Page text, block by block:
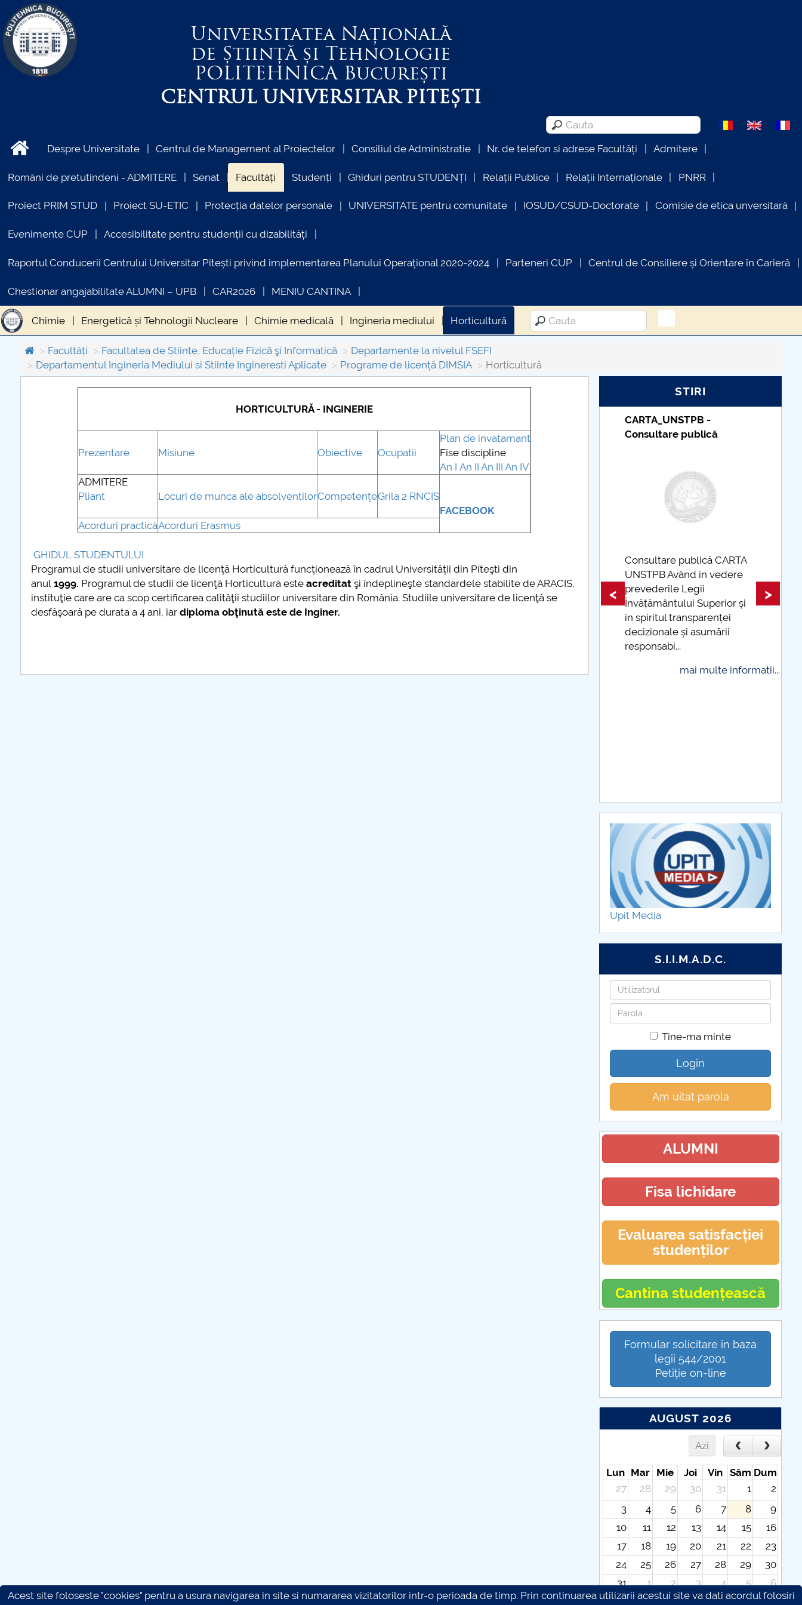
Universitatea Națională
de Știință și Tehnologie
POLITEHNICABucurești
CENTRUL UNIVERSITAR PITEȘTI
Despre Universitate Centrul de Management al Proiectelor Consiliul de Administratie Nr. de telefon si adrese Facultăți Admitere
Români de pretutindeni - ADMITERE Senat Facultăți Studenți Ghiduri pentru STUDENȚI Relații Publice Relații Internaționale PNRR
Proiect PRIM STUD Proiect SU-ETIC Protecția datelor personale UNIVERSITATE pentru comunitate IOSUD/CSUD-Doctorate Comisie de etica unversitară
Evenimente CUP Accesibilitate pentru studenții cu dizabilități
Raportul Conducerii Centrului Universitar Pitești privind implementarea Planului Operațional 2020-2024 Parteneri CUP Centrul de Consiliere și Orientare în Carieră
Chestionar angajabilitate ALUMNI – UPB CAR2026 MENIU CANTINA
Chimie Energetică și Tehnologii Nucleare Chimie medicală Ingineria mediului Horticultură
Facultăți Facultatea de Științe, Educație Fizicã şi Informaticã
Departamente la nivelul FSEFI
Departamentul Ingineria Mediului si Stiinte Ingineresti Aplicate
Programe de licență DIMSIA Horticultură
HORTICULTURĂ - INGINERIE
Prezentare Misiune Obiective Ocupatii
Plan de invatamant
Fise discipline
An I An II An III An IV
ADMITERE
Pliant
Locuri de munca ale absolventilorCompetenţeGrila 2 RNCIS
FACEBOOK
Acorduri practicăAcorduri Erasmus
GHIDUL STUDENTULUI
Programul de studii universitare de licenţă Horticultură funcţionează în cadrul Universităţii din Piteşti din
anul 1999. Programul de studii de licenţă Horticultură este acreditat şi îndeplineşte standardele stabilite de ARACIS,
instituţie care are ca scop certificarea calităţii studiilor universitare din România. Studiile universitare de licenţă se
desfăşoară pe durata a 4 ani, iar diploma obţinută este de Inginer.
STIRI
PRIMSTUD 26.03.2026
informare și promovare a
ofertei educaționale
universitare la Colegiul
Teoretic „Ion Cantacuzino”
Consultare publică
Consultare publică CARTA
UNSTPB Având în vedere
prevederile Legii
Învățământului Superior și
Taxe de școlarizare
indexate – Centrul
Taxe de școlarizare
indexate Taxele se
și cu cardul
< >
Upit Media
S.I.I.M.A.D.C.
Utilizatorul
Parola
Tine-ma minte
Login
Am uitat parola
ALUMNI
Fisa lichidare
Evaluarea satisfacției
studenților
Cantina studențească
Formular solicitare în baza
legii 544/2001
Petiție on-line
AUGUST 2026
Azi
Lun Mar Mie Joi Vin Sâm Dum
27
28 29 30 31 1
2
3
4 5 6 7 8
9
10
11 12 13 14 15
16
17
18 19 20 21 22
23
24
25 26 27 28 29
30
31
1 2 3 4 5
6
Acest site foloseste "cookies" pentru a usura navigarea in site si numararea vizitatorilor intr-o perioada de timp. Prin continuarea utilizarii acestui site va dati acordul folosiri